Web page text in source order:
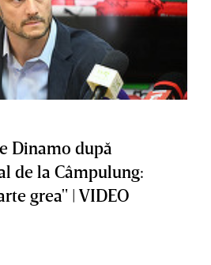
Dinamo după
de la Câmpulung:
grea" | VIDEO